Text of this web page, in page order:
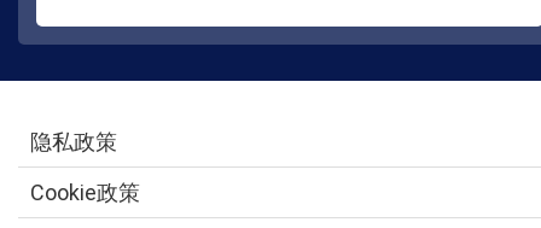
隐私政策
Cookie政策